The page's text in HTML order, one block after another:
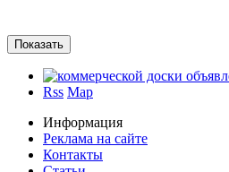
Rss Map
Информация
Реклама на сайте
Контакты